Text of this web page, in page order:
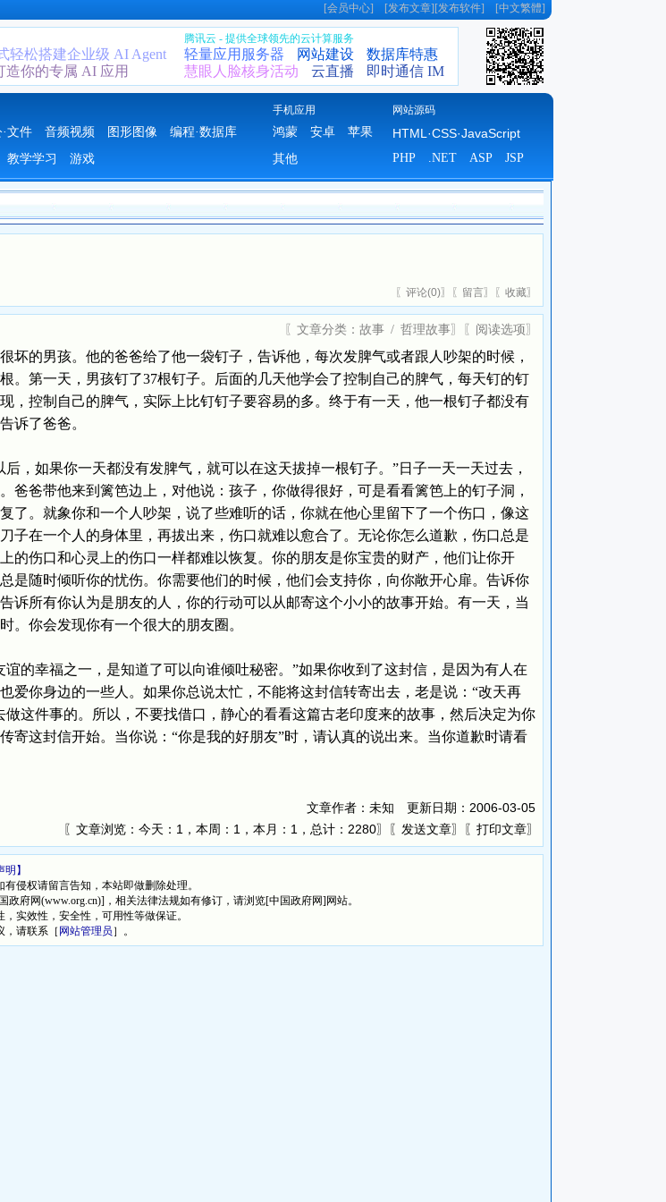
[会员中心] [发布文章][发布软件] [中文繁體]
轻松搭建企业级 AI Agent
造你的专属 AI 应用
腾讯云 - 提供全球领先的云计算服务
轻量应用服务器 网站建设
数据库特惠
慧眼人脸核身活动
云直播 即时通信 IM
手机应用 网站源码
文件 音频视频 图形图像
编程·数据库
教学学习 游戏
鸿蒙 安卓
苹果
其他
HTML·CSS·JavaScript
PHP .NET ASP JSP
〖 评论(0)〗〖 留言〗〖 收藏〗
〖文章分类： 故事 / 哲理故事〗〖 阅读选项〗
的男孩。他的爸爸给了他一袋钉子，告诉他，每次发脾气或者跟人吵架的时候，
。第一天，男孩钉了37根钉子。后面的几天他学会了控制自己的脾气，每天钉的钉
，控制自己的脾气，实际上比钉钉子要容易的多。终于有一天，他一根钉子都没有
诉了爸爸。
如果你一天都没有发脾气，就可以在这天拔掉一根钉子。”日子一天一天过去，
爸爸带他来到篱笆边上，对他说：孩子，你做得很好，可是看看篱笆上的钉子洞，
了。就象你和一个人吵架，说了些难听的话，你就在他心里留下了一个伤口，像这
子在一个人的身体里，再拔出来，伤口就难以愈合了。无论你怎么道歉，伤口总是
的伤口和心灵上的伤口一样都难以恢复。你的朋友是你宝贵的财产，他们让你开
是随时倾听你的忧伤。你需要他们的时候，他们会支持你，向你敞开心扉。告诉你
诉所有你认为是朋友的人，你的行动可以从邮寄这个小小的故事开始。有一天，当
。你会发现你有一个很大的朋友圈。
幸福之一，是知道了可以向谁倾吐秘密。”如果你收到了这封信，是因为有人在
爱你身边的一些人。如果你总说太忙，不能将这封信转寄出去，老是说：“改天再
做这件事的。所以，不要找借口，静心的看看这篇古老印度来的故事，然后决定为你
寄这封信开始。当你说：“你是我的好朋友”时，请认真的说出来。当你道歉时请看
文章作者：未知 更新日期： 2006-03-05
〖文章浏览： 今天：1，本周：1，本月：1，总计：2280〗〖 发送文章〗〖 打印文章〗
明】
侵权请留言告知，本站即做删除处理。
政府网(www.org.cn)]，相关法律法规如有修订，请浏览[中国政府网]网站。
实效性，安全性，可用性等做保证。
，请联系［ 网站管理员 ］。